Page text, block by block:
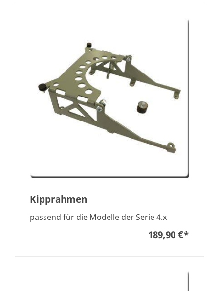
Kipprahmen
passend für die Modelle der Serie 4.x
189,90 €*